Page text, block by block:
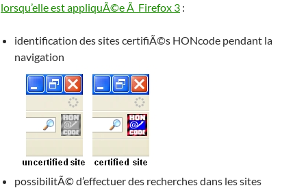
lorsqu’elle est appliquÃ©e Ã Firefox 3 :
identification des sites certifiÃ©s HONcode pendant la
navigation
possibilitÃ© d’effectuer des recherches dans les sites